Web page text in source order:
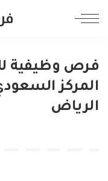
فرص وظيفية
المركز
الرياض